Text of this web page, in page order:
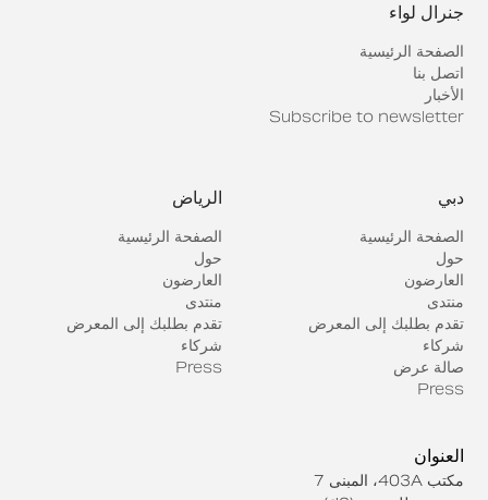
جنرال لواء
الصفحة الرئيسية
اتصل بنا
الأخبار
Subscribe to newsletter
دبي
الصفحة الرئيسية
حول
العارضون
منتدى
تقدم بطلبك إلى المعرض
شركاء
صالة عرض
Press
الرياض
الصفحة الرئيسية
حول
العارضون
منتدى
تقدم بطلبك إلى المعرض
شركاء
Press
العنوان
مكتب 403A، المبنى 7